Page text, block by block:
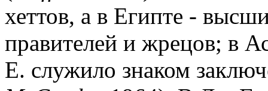
хеттов, а в Египте -
правителей и жрецов; в
Е. служило знаком